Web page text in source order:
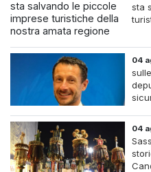
sta
04
04